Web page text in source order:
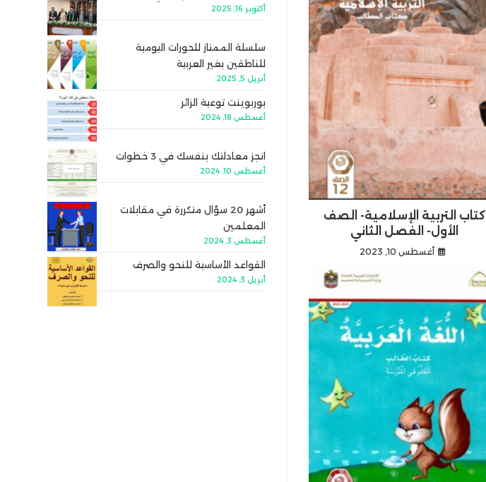
كتاب التربية الإسلامية- الصف
الأول- الفصل الثاني
أغسطس 10, 2023
أكتوبر 16, 2025
سلسلة الممتاز للحورات اليومية
للناطقين بغير العربية
أبريل 5, 2025
بوربوينت توعية الزائر
أغسطس 18, 2024
انجز معادلتك بنفسك في 3 خطوات
أغسطس 10, 2024
أشهر 20 سؤال متكررة في مقابلات
المعلمين
أغسطس 3, 2024
القواعد الأساسية للنحو والصرف
أبريل 3, 2024